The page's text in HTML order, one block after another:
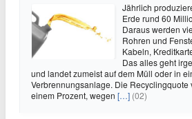
Jährlich
Erde rund 60
Daraus werden
Rohren und
Kabeln,
Das alles geht
und landet zumeist auf dem Müll oder in
Verbrennungsanlage. Die Recyclingquote
einem Prozent, wegen […] (02)